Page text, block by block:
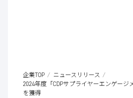
企業TOP
ニュースリリース
2024年度「CDPサプライヤーエンゲー
を獲得